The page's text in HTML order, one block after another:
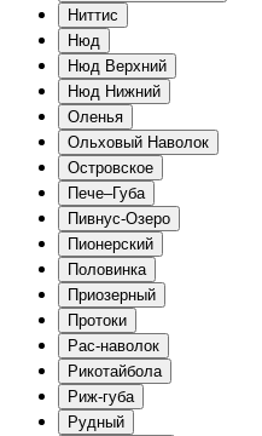
Ниттис
Нюд
Нюд Верхний
Нюд Нижний
Оленья
Ольховый Наволок
Островское
Пече–Губа
Пивнус-Озеро
Пионерский
Половинка
Приозерный
Протоки
Рас-наволок
Рикотайбола
Риж-губа
Рудный